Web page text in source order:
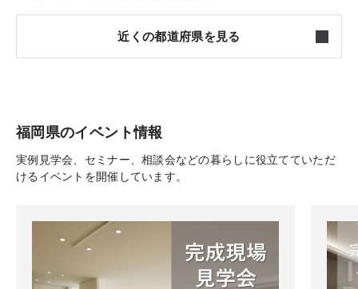
近くの都道府県を見る
熊本 3件
福岡県のイベント情報
実例見学会、セミナー、相談会などの暮らしに役立てていただ
けるイベントを開催しています。